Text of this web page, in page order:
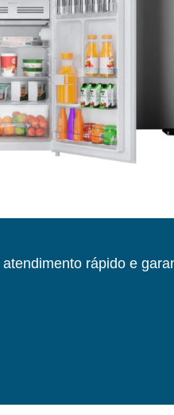
rápido e